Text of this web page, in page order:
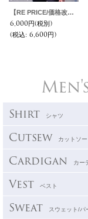
【RE PRICE/価格改定】度詰裏毛フードスタンドブルゾン 【MADE IN JAPAN】『日本製』/ Upscape Audience
6,000円(税別)
(税込: 6,600円)
Shirt シャツ
Cutsew カットソー
Cardigan カー
Vest ベスト
Sweat スウェット/パ